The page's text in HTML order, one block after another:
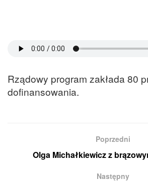
Rządowy program zakłada 80
dofinansowania.
Poprzedni
Olga Michałkiewicz z
Następny